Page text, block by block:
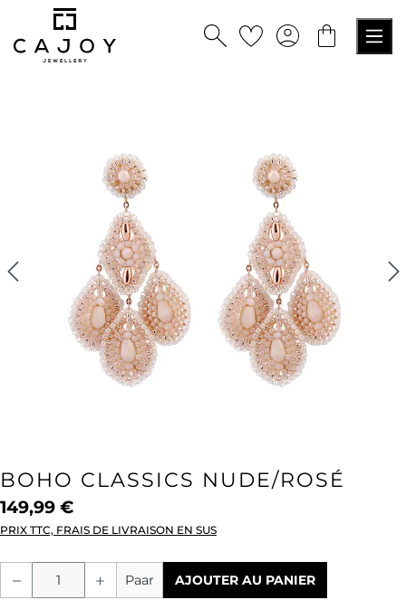
principal
BOHO CLASSICS NUDE/ROSÉ
149,99 €
PRIX TTC, FRAIS DE LIVRAISON EN SUS
Quantité de produit : Entrez la
Paar AJOUTER AU PANIER